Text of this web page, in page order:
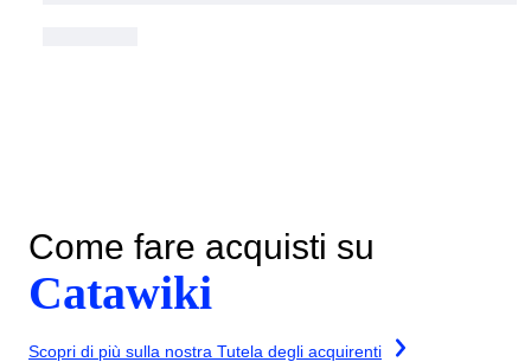
Come fare acquisti su
Catawiki
Scopri di più sulla nostra Tutela degli acquirenti